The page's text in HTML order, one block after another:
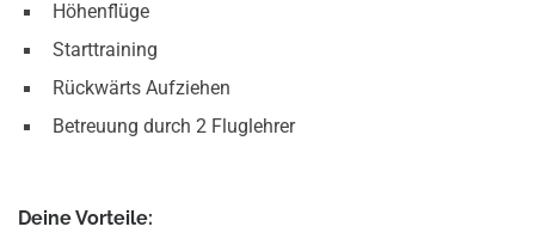
Höhenflüge
Starttraining
Rückwärts Aufziehen
Betreuung durch 2 Fluglehrer
Deine Vorteile: